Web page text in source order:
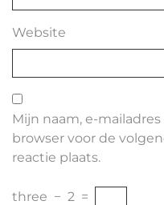
Website
Mijn naam, e-
browser voor de
reactie plaats.
three − 2 =